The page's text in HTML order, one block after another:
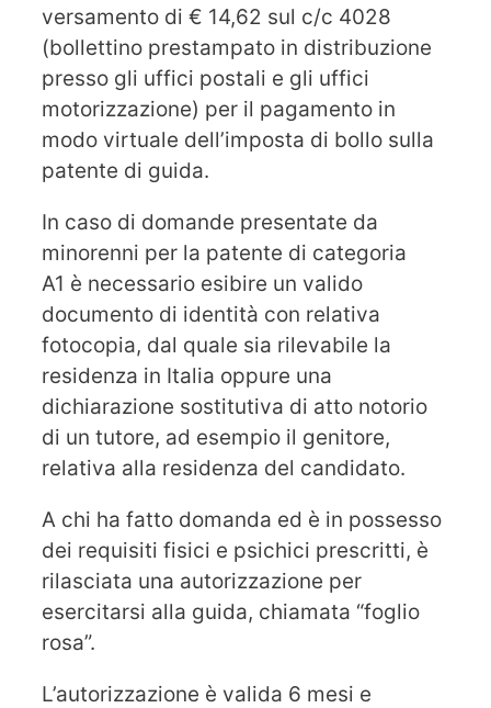
versamento di € 14,62 sul c/c 4028
(bollettino prestampato in distribuzione
presso gli uffici postali e gli uffici
motorizzazione) per il pagamento in
modo virtuale dell’imposta di bollo sulla
patente di guida.
In caso di domande presentate da
minorenni per la patente di categoria
A1 è necessario esibire un valido
documento di identità con relativa
fotocopia, dal quale sia rilevabile la
residenza in Italia oppure una
dichiarazione sostitutiva di atto notorio
di un tutore, ad esempio il genitore,
relativa alla residenza del candidato.
A chi ha fatto domanda ed è in possesso
dei requisiti fisici e psichici prescritti, è
rilasciata una autorizzazione per
esercitarsi alla guida, chiamata “foglio
rosa”.
L’autorizzazione è valida 6 mesi e